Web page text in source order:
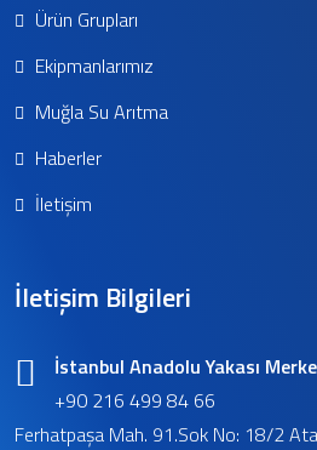
Ürün Grupları
Ekipmanlarımız
Muğla Su Arıtma
Haberler
İletişim
İletişim Bilgileri
İstanbul Anadolu Yakası
+90 216 499 84 66
Ferhatpaşa Mah. 91.Sok No: 18/2